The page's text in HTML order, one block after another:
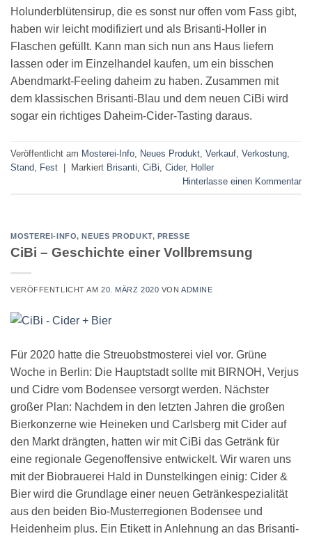
Holunderblütensirup, die es sonst nur offen vom Fass gibt,
haben wir leicht modifiziert und als Brisanti-Holler in
Flaschen gefüllt. Kann man sich nun ans Haus liefern
lassen oder im Einzelhandel kaufen, um ein bisschen
Abendmarkt-Feeling daheim zu haben. Zusammen mit
dem klassischen Brisanti-Blau und dem neuen CiBi wird
sogar ein richtiges Daheim-Cider-Tasting daraus.
Veröffentlicht am Mosterei-Info Neues Produkt Verkauf, Verkostung,
Stand, Fest | Markiert Brisanti CiBi Cider, Holler
Hinterlasse einen Kommentar
MOSTEREI-INFO,NEUES PRODUKT, PRESSE
CiBi – Geschichte einer Vollbremsung
VERÖFFENTLICHT AM20. MÄRZ 2020 VONADMINE
Für 2020 hatte die Streuobstmosterei viel vor. Grüne
Woche in Berlin: Die Hauptstadt sollte mit BIRNOH, Verjus
und Cidre vom Bodensee versorgt werden. Nächster
großer Plan: Nachdem in den letzten Jahren die großen
Bierkonzerne wie Heineken und Carlsberg mit Cider auf
den Markt drängten, hatten wir mit CiBi das Getränk für
eine regionale Gegenoffensive entwickelt. Wir waren uns
mit der Biobrauerei Hald in Dunstelkingen einig: Cider &
Bier wird die Grundlage einer neuen Getränkespezialität
aus den beiden Bio-Musterregionen Bodensee und
Heidenheim plus. Ein Etikett in Anlehnung an das Brisanti-